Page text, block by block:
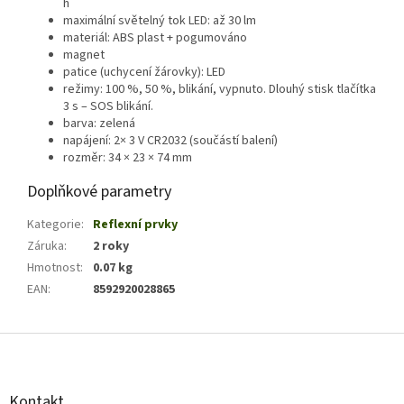
h
maximální světelný tok LED: až 30 lm
materiál: ABS plast + pogumováno
magnet
patice (uchycení žárovky): LED
režimy: 100 %, 50 %, blikání, vypnuto. Dlouhý stisk tlačítka
3 s – SOS blikání.
barva: zelená
napájení: 2× 3 V CR2032 (součástí balení)
rozměr: 34 × 23 × 74 mm
Doplňkové parametry
Kategorie: Reflexní prvky
Záruka:
2 roky
Hmotnost:
0.07 kg
EAN: 8592920028865
Z